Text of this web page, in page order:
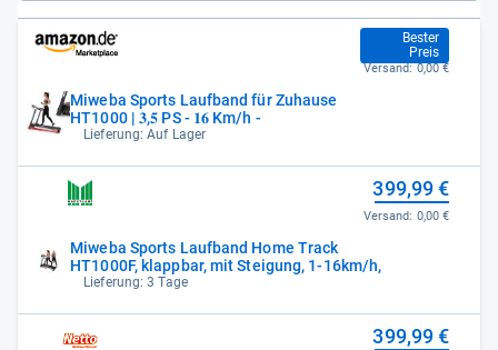
Miweba Sports Laufband für Zuhause
HT1000 | 𝟑,𝟓 PS - 𝟏𝟔 Km/h -
Lieferung: Auf Lager
Bester
Preis
359,98 €
Versand: 0,00 €
Miweba Sports Laufband Home Track
HT1000F, klappbar, mit Steigung, 1-16km/h,
Lieferung: 3 Tage
399,99 €
Versand: 0,00 €
399,99 €